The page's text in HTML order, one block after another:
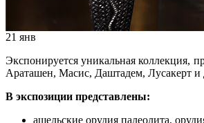
21 янв
Экспонируется уникальная коллекция,
Араташен, Масис, Даштадем, Лусакерт и
В экспозиции представлены:
ашельские орудия палеолита,